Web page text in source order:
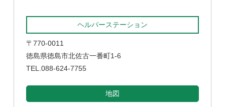
ヘルパーステーション
〒770-0011
徳島県徳島市北佐古一番町1-6
TEL.088-624-7755
地図